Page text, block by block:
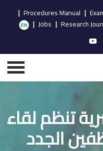
|
Procedures Manual
|
Research
|
Jobs
|
تنظم لقاء
الجدد